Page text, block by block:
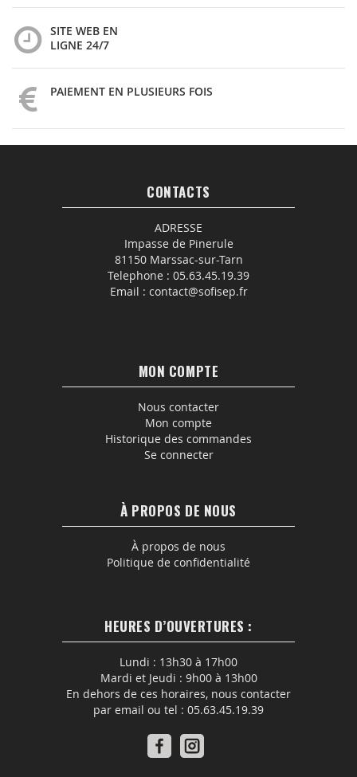
SITE WEB EN
LIGNE 24/7
PAIEMENT EN PLUSIEURS FOIS
CONTACTS
ADRESSE
Impasse de Pinerule
81150 Marssac-sur-Tarn
Telephone : 05.63.45.19.39
Email : contact@sofisep.fr
MON COMPTE
Nous contacter
Mon compte
Historique des commandes
Se connecter
À PROPOS DE NOUS
À propos de nous
Politique de confidentialité
HEURES D’OUVERTURES :
Lundi : 13h30 à 17h00
Mardi et Jeudi : 9h00 à 13h00
En dehors de ces horaires, nous contacter
par email ou tel : 05.63.45.19.39